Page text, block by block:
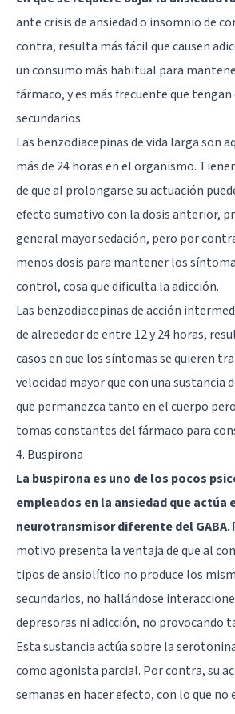
ante crisis de ansiedad o insomnio de
contra, resulta más fácil que causen
un consumo más habitual para
fármaco, y es más frecuente que
secundarios.
Las benzodiacepinas de vida larga son
más de 24 horas en el organismo.
de que al prolongarse su actuación
efecto sumativo con la dosis anterior,
general mayor sedación, pero por
menos dosis para mantener los
control, cosa que dificulta la adicción.
Las benzodiacepinas de acción
de alrededor de entre 12 y 24 horas,
casos en que los síntomas se quieren
velocidad mayor que con una sustancia
que permanezca tanto en el cuerpo
tomas constantes del fármaco para
4. Buspirona
La buspirona es uno de los pocos
empleados en la ansiedad que actúa
neurotransmisor diferente del GABA.
motivo presenta la ventaja de que al
tipos de ansiolítico no produce los
secundarios, no hallándose
depresoras ni adicción, no provocando
Esta sustancia actúa sobre la
como agonista parcial. Por contra, su
semanas en hacer efecto, con lo que no